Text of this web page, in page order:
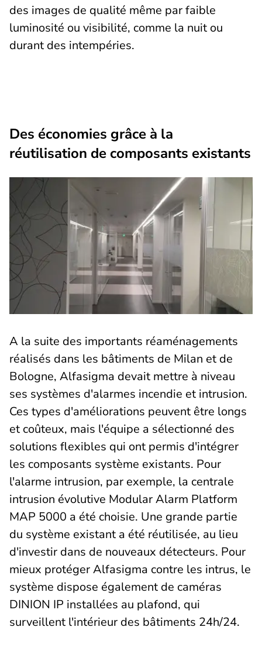
des images de qualité même par faible
luminosité ou visibilité, comme la nuit ou
durant des intempéries.
Des économies grâce à la
réutilisation de composants existants
A la suite des importants réaménagements
réalisés dans les bâtiments de Milan et de
Bologne, Alfasigma devait mettre à niveau
ses systèmes d'alarmes incendie et intrusion.
Ces types d'améliorations peuvent être longs
et coûteux, mais l'équipe a sélectionné des
solutions flexibles qui ont permis d'intégrer
les composants système existants. Pour
l'alarme intrusion, par exemple, la centrale
intrusion évolutive Modular Alarm Platform
MAP 5000 a été choisie. Une grande partie
du système existant a été réutilisée, au lieu
d'investir dans de nouveaux détecteurs. Pour
mieux protéger Alfasigma contre les intrus, le
système dispose également de caméras
DINION IP installées au plafond, qui
surveillent l'intérieur des bâtiments 24h/24.